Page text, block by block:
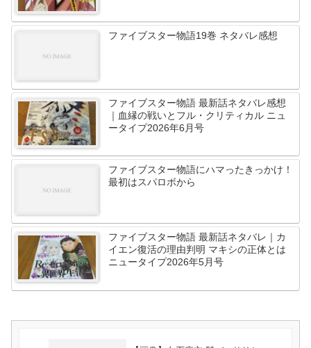
ファイブスター物語19巻 ネタバレ感想
ファイブスター物語 最新話ネタバレ感想
｜血縁の戦いとフル・クリティカル ニュ
ータイプ2026年6月号
ファイブスター物語にハマったきっかけ！
最初はスパロボから
ファイブスター物語 最新話ネタバレ｜カ
イエン復活の理由判明 マキシの正体とは
ニュータイプ2026年5月号